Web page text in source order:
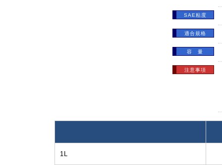
SAE粘度
適合規格
容 量
注意事項
1L